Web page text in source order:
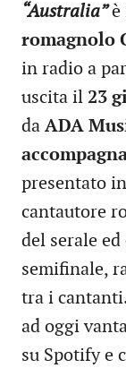
“Australia”è
romagnolo
in radio a
uscita il 23
da ADA
presentato
cantautore
del serale
semifinale,
tra i
ad oggi
su Spotify e